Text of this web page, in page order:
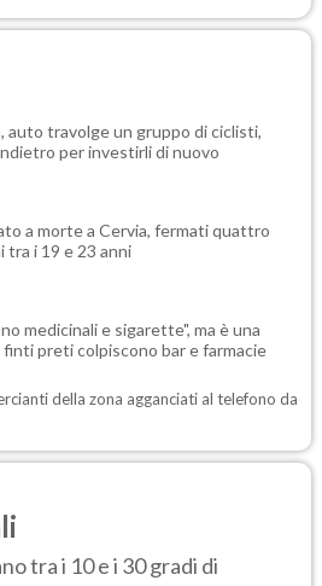
auto travolge un gruppo di ciclisti,
per investirli di nuovo
a morte a Cervia, fermati quattro
tra i 19 e 23 anni
medicinali e sigarette", ma è una
preti colpiscono bar e farmacie
della zona agganciati al telefono da
tra i 10 e i 30 gradi di